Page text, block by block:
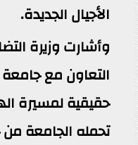
الأجيال الجديدة.
وأشارت وزيرة
التعاون مع
حقيقية لمسيرة
تحمله الجامعة